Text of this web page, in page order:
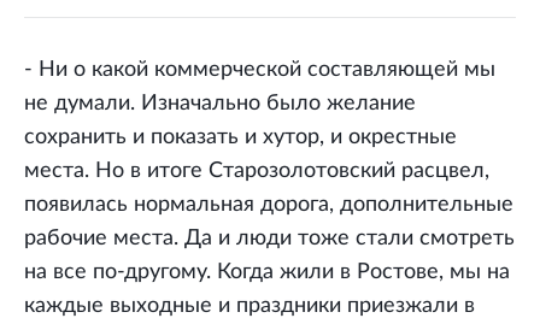
- Ни о какой коммерческой составляющей мы
не думали. Изначально было желание
сохранить и показать и хутор, и окрестные
места. Но в итоге Старозолотовский расцвел,
появилась нормальная дорога, дополнительные
рабочие места. Да и люди тоже стали смотреть
на все по-другому. Когда жили в Ростове, мы на
каждые выходные и праздники приезжали в